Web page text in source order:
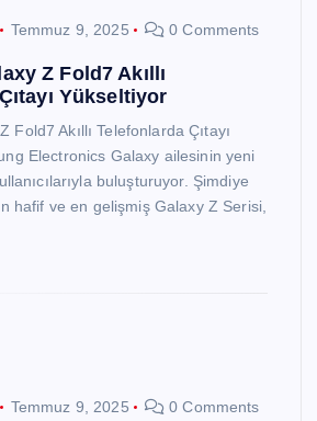
Temmuz 9, 2025 0 Comments
Z Fold7 Akıllı
Yükseltiyor
Fold7 Akıllı Telefonlarda Çıtayı
Electronics Galaxy ailesinin yeni
buluşturuyor. Şimdiye
hafif ve en gelişmiş Galaxy Z Serisi,
Temmuz 9, 2025 0 Comments